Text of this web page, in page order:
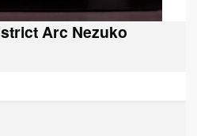
Arc Nezuko